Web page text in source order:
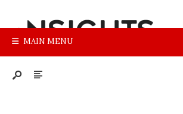
MAIN MENU